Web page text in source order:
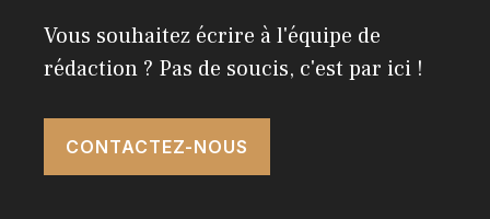
Vous souhaitez écrire à l'équipe de
rédaction ? Pas de soucis, c'est par ici !
CONTACTEZ-NOUS